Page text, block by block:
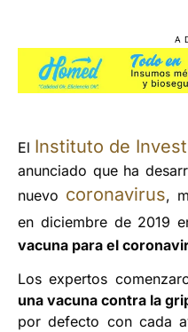
El Instituto de
anunciado que ha
nuevo coronavirus,
en diciembre de 2019
vacuna para el
Los expertos
una vacuna contra la
por defecto con cada